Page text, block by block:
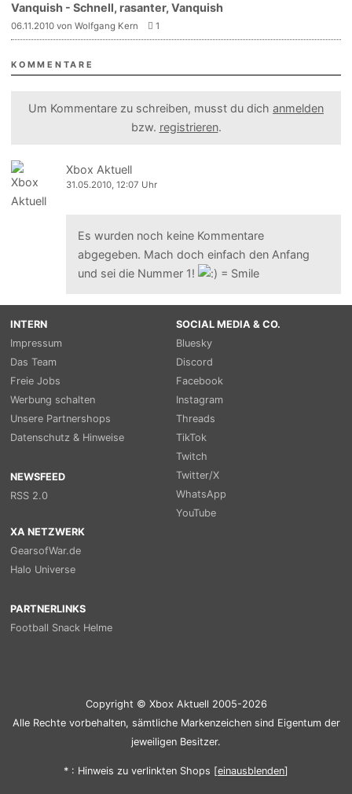
Vanquish - Schnell, rasanter, Vanquish
06.11.2010 von Wolfgang Kern 1
KOMMENTARE
Um Kommentare zu schreiben, musst du dich anmelden
bzw. registrieren.
Xbox Aktuell
31.05.2010, 12:07 Uhr
Es wurden noch keine Kommentare
abgegeben. Mach doch einfach den Anfang
und sei die Nummer 1!
INTERN
Impressum
Das Team
Freie Jobs
Werbung schalten
Unsere Partnershops
Datenschutz & Hinweise
NEWSFEED
RSS 2.0
SOCIAL MEDIA & CO.
Bluesky
Discord
Facebook
Instagram
Threads
TikTok
Twitch
Twitter/X
WhatsApp
YouTube
XA NETZWERK
GearsofWar.de
Halo Universe
PARTNERLINKS
Football Snack Helme
Copyright © Xbox Aktuell 2005-2026
Alle Rechte vorbehalten, sämtliche Markenzeichen sind Eigentum der
jeweiligen Besitzer.
* : Hinweis zu verlinkten Shops [einausblenden]